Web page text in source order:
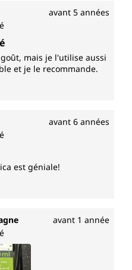
avant 5 années
mais je l'utilise aussi
et je le recommande.
avant 6 années
est géniale!
avant 1 année